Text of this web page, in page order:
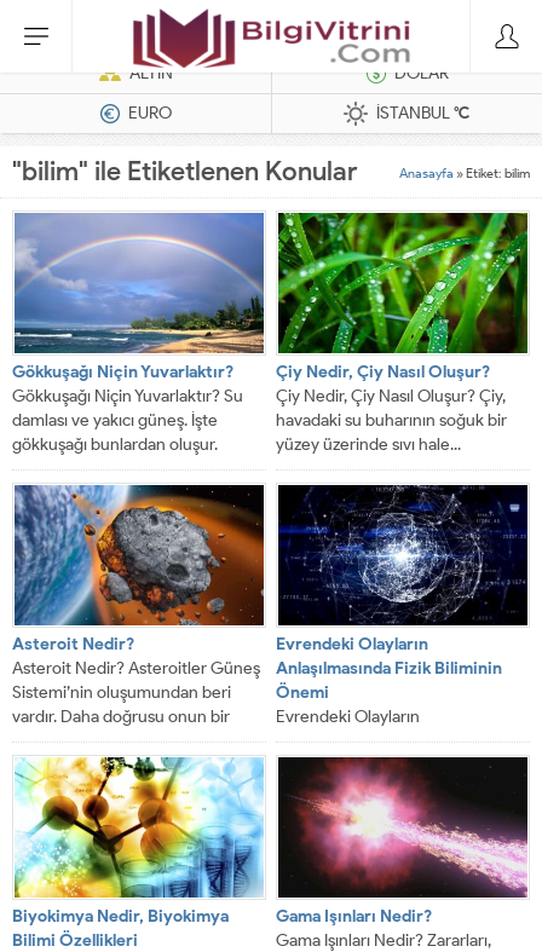
Dizel Jeneratörler
ALTIN
DOLAR
EURO
İSTANBUL°C
Anasayfa »Etiket: bilim
"bilim" ile Etiketlenen Konular
Gökkuşağı Niçin Yuvarlaktır?
Gökkuşağı Niçin Yuvarlaktır? Su
damlası ve yakıcı güneş. İşte
gökkuşağı bunlardan oluşur.
Atalarımız gökkuşağından çok...
Çiy Nedir, Çiy Nasıl Oluşur?
Çiy Nedir, Çiy Nasıl Oluşur? Çiy,
havadaki su buharının soğuk bir
yüzey üzerinde sıvı hale...
Asteroit Nedir?
Asteroit Nedir? Asteroitler Güneş
Sistemi’nin oluşumundan beri
vardır. Daha doğrusu onun bir
parçası olarak oluşmuşlardır....
Evrendeki Olayların
Anlaşılmasında Fizik Biliminin
Önemi
Evrendeki Olayların
Anlaşılmasında Fizik Biliminin
Önemi Nedir? Evrendeki Olayların
Anlaşılmasında Fizik Biliminin
Önemi. Fizik biliminin...
Biyokimya Nedir, Biyokimya
Bilimi Özellikleri
Gama Işınları Nedir?
Gama Işınları Nedir? Zararları,